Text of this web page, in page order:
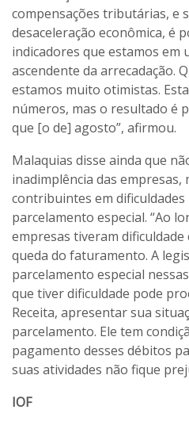
compensações tributárias, e
desaceleração econômica, é
indicadores que estamos em
ascendente da arrecadação.
estamos muito otimistas.
números, mas o resultado é
que [o de] agosto”, afirmou.
Malaquias disse ainda que
inadimplência das empresas,
contribuintes em
parcelamento especial. “Ao
empresas tiveram dificuldade
queda do faturamento. A
parcelamento especial
que tiver dificuldade pode
Receita, apresentar sua
parcelamento. Ele tem
pagamento desses débitos
suas atividades não fique
IOF